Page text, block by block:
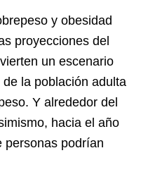
y obesidad
proyecciones del
un escenario
la población adulta
Y alrededor del
hacia el año
personas podrían